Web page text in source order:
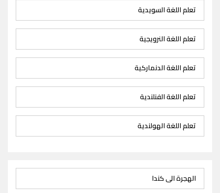
تعلم اللغة السويدية
تعلم اللغة النرويجية
تعلم اللغة الدنماركية
تعلم اللغة الفنلندية
تعلم اللغة الهولندية
الهجرة الى كندا